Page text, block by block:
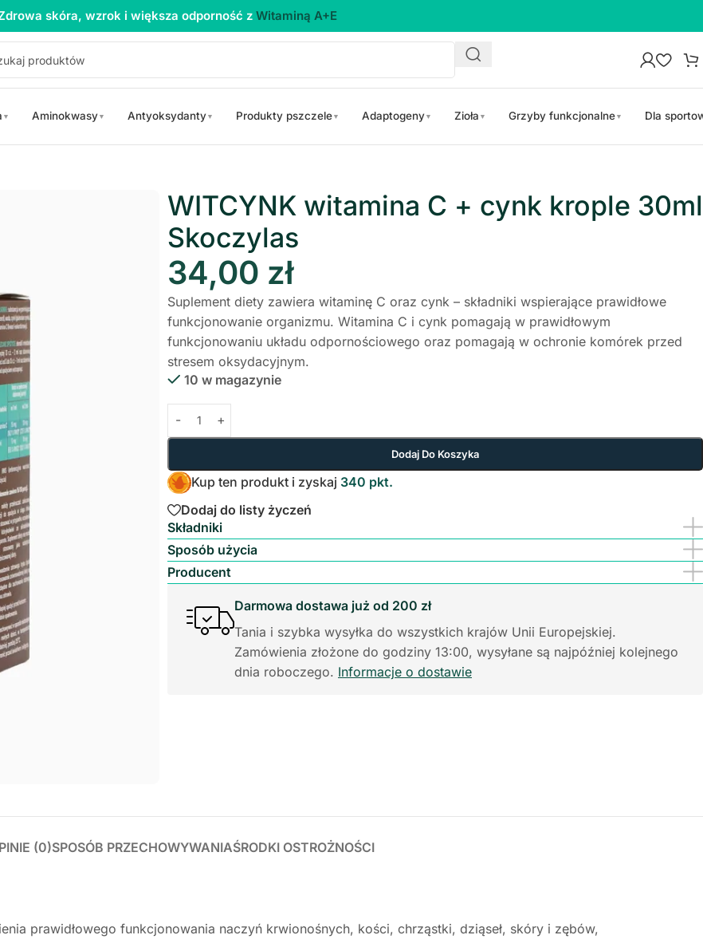
skóra, wzrok i większa odporność z Witaminą A+E
▼ Aminokwasy▼ Antyoksydanty▼ Produkty pszczele▼ Adaptogeny▼ Zioła ▼ Grzyby funkcjonalne▼ Dla
WITCYNK witamina C + cynk krople 30ml
Skoczylas
34,00 zł
Suplement diety zawiera witaminę C oraz cynk – składniki wspierające prawidłowe
funkcjonowanie organizmu. Witamina C i cynk pomagają w prawidłowym
funkcjonowaniu układu odpornościowego oraz pomagają w ochronie komórek przed
stresem oksydacyjnym.
10 w magazynie
Dodaj Do Koszyka
Kup ten produkt i zyskaj 340 pkt.
Dodaj do listy życzeń
Składniki
Sposób użycia
Producent
Darmowa dostawa już od 200 zł
Tania i szybka wysyłka do wszystkich krajów Unii Europejskiej.
Zamówienia złożone do godziny 13:00, wysyłane są najpóźniej kolejnego
dnia roboczego. Informacje o dostawie
(0)SPOSÓB PRZECHOWYWANIAŚRODKI OSTROŻNOŚCI
prawidłowego funkcjonowania naczyń krwionośnych, kości, chrząstki, dziąseł, skóry i zębów,